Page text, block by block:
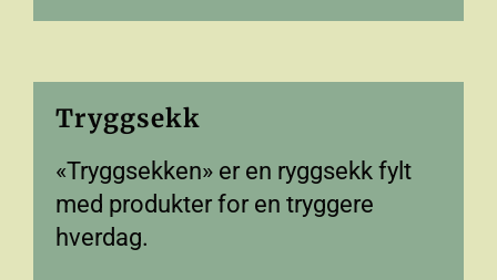
Tryggsekk
«Tryggsekken» er en ryggsekk fylt
med produkter for en tryggere
hverdag.